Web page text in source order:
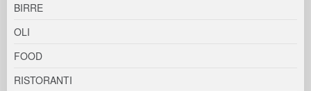
BIRRE
OLI
FOOD
RISTORANTI